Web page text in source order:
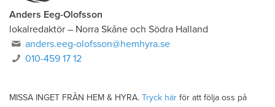
Anders Eeg-Olofsson
lokalredaktör – Norra Skåne och Södra Halland
anders.eeg-olofsson@hemhyra.se
010-459 17 12
MISSA INGET FRÅN HEM & HYRA. Tryck här för att följa oss på